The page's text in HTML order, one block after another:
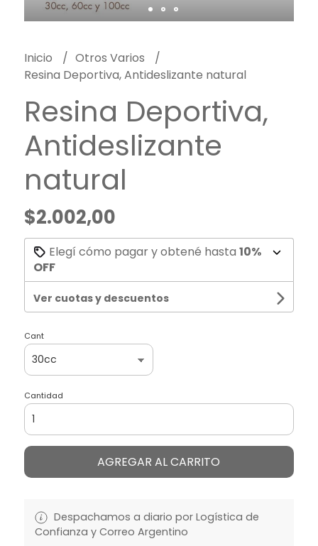
Inicio
Otros Varios
Resina Deportiva, Antideslizante natural
Resina Deportiva,
Antideslizante
natural
$2.002,00
Elegí cómo pagar y obtené hasta 10%
OFF
Ver cuotas y descuentos
Cant
Cantidad
AGREGAR AL CARRITO
Despachamos a diario por Logística de
Confianza y Correo Argentino